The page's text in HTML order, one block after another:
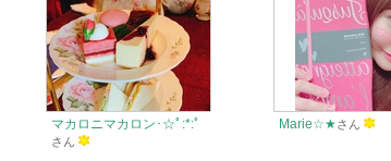
マカロニマカロン･☆ﾟ:*:ﾟ
さん
Marie☆★さん